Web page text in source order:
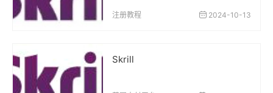
注册教程 2024-10-13
Skrill